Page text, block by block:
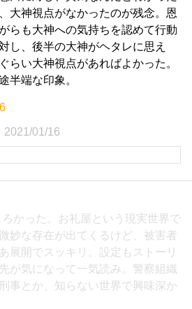
大神視点がなかったのが残念。恩
らも大神への気持ちを認めて行動
し、後半の大神がヘタレに思え
らい大神視点があればよかった。
半端な印象。
2021/01/16
ろかった。お礼屋という現実世界で
妙な存在が出てくるけど、被害者
展開でスッキリ。設定もストーリ
が気になって一気読み。警察組織
事とか、知らない世界で興味深か